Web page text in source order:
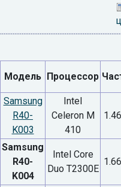
Модель Процессор
Samsung
R40-
K003
Intel
Celeron M
410
Samsung
R40-
K004
Intel Core
Duo T2300E